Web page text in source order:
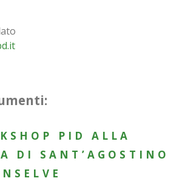
PID ALLA
DI SANT’AGOSTINO